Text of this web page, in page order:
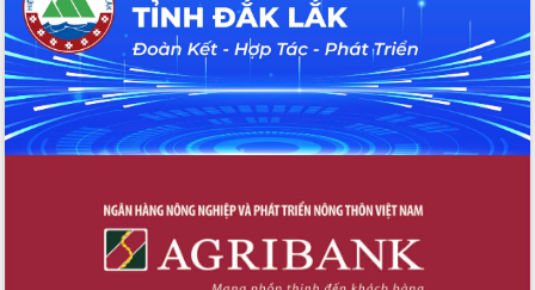
Giai đoạn 2026-2030, Đắk Lắk phấn
đấu có 77% xã đạt chuẩn nông thôn
mới
Chuyển đổi số 'mở đường' cho nông
nghiệp Đắk Lắk tăng trưởng bứt phá
Triển khai đồng bộ đo đạc, lập hồ sơ
Ứng dụng sinh trắc học - Bước tiến
trong hành trình chuyển đổi số tại Đắk